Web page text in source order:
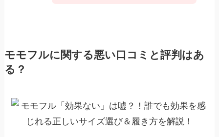
モモフルに関する悪い口コミと評判はあ
る？